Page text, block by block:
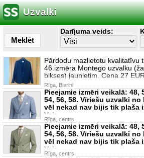
Uzvalki
Meklēt
Darījuma veids:
Pārdodu mazlietotu kvalitatīvu
46.izmēra Montego uzvalku
bikses) jaunietim. Cena 27 EUR.
Rīga, Bieriņi
Pieejamie izmēri veikalā: 48,
54, 56, 58. Vīriešu uzvalki no
vēl nekad nav bijis tik plaša
Vair
Rīga, centrs
Pieejamie izmēri veikalā: 48,
54, 56, 58. Vīriešu uzvalki no
vēl nekad nav bijis tik plaša
Vair
Rīga, centrs